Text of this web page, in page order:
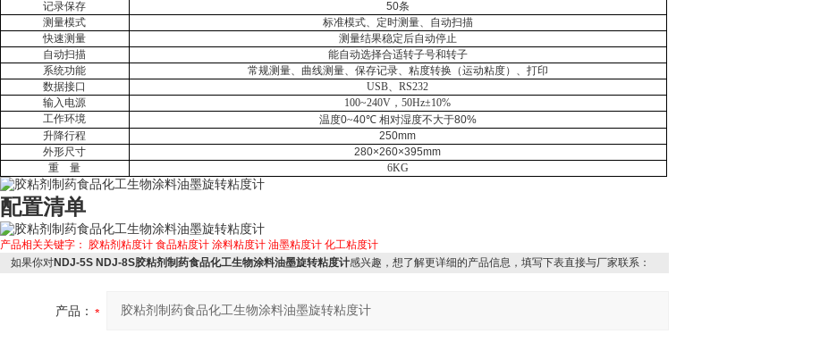
记录保存
50条
测量模式
标准模式、定时测量、自动扫描
快速测量
测量结果稳定后自动停止
自动扫描
能自动选择合适转子号和转子
系统功能
常规测量、曲线测量、保存记录、粘度转换（运动粘度）、打印
数据接口
USB、 RS232
输入电源
100~240V ， 50Hz±10%
工作环境
温度0~40℃ 相对湿度不大于80%
升降行程
250mm
外形尺寸
280×260×395mm
重
量 6KG
配置清单
产品相关关键字： 胶粘剂粘度计 食品粘度计 涂料粘度计 油墨粘度计 化工粘度计
如果你对NDJ-5S NDJ-8S胶粘剂制药食品化工生物涂料油墨旋转粘度计感兴趣，想了解更详细的产品信息，填写下表直接与厂家联系：
产品：